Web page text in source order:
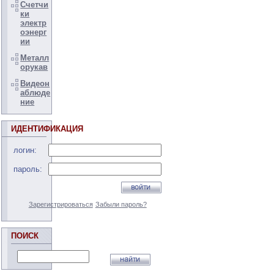
Счетчи
ки
электр
оэнерг
ии
Металл
орукав
Видеон
аблюде
ние
ИДЕНТИФИКАЦИЯ
логин:
пароль:
Зарегистрироваться Забыли пароль?
ПОИСК